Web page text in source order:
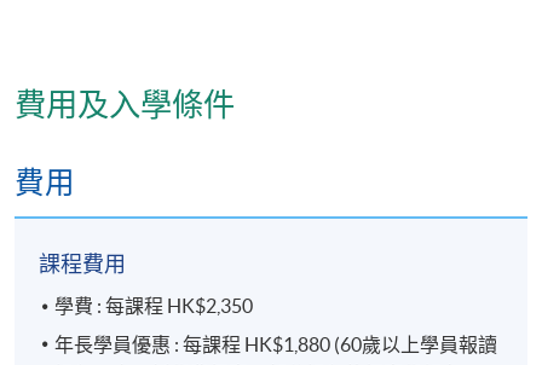
費用及入學條件
費用
課程費用
學費 : 每課程 HK$2,350
年長學員優惠 : 每課程 HK$1,880 (60歲以上學員報讀